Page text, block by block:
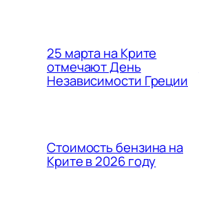
25 марта на Крите
отмечают День
Независимости Греции
Стоимость бензина на
Крите в 2026 году